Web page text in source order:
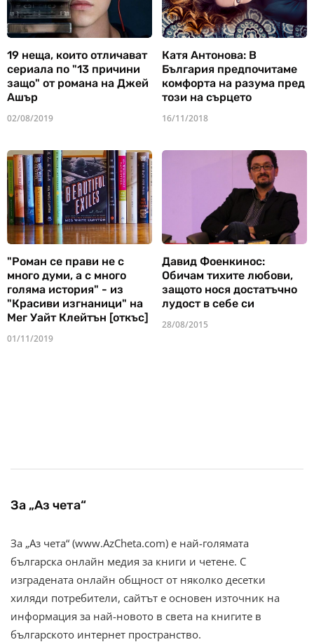
19 неща, които отличават
сериала по "13 причини
защо" от романа на Джей
Ашър
02/08/2019
Катя Антонова: В
България предпочитаме
комфорта на разума пред
този на сърцето
16/11/2018
"Роман се прави не с
много думи, а с много
голяма история" - из
"Красиви изгнаници" на
Мег Уайт Клейтън [откъс]
01/11/2019
Давид Фоенкинос:
Обичам тихите любови,
защото нося достатъчно
лудост в себе си
28/08/2015
За „Аз чета“
За „Аз чета“ (www.AzCheta.com) е най-голямата
българска онлайн медия за книги и четене. С
изградената онлайн общност от няколко десетки
хиляди потребители, сайтът е основен източник на
информация за най-новото в света на книгите в
българското интернет пространство.